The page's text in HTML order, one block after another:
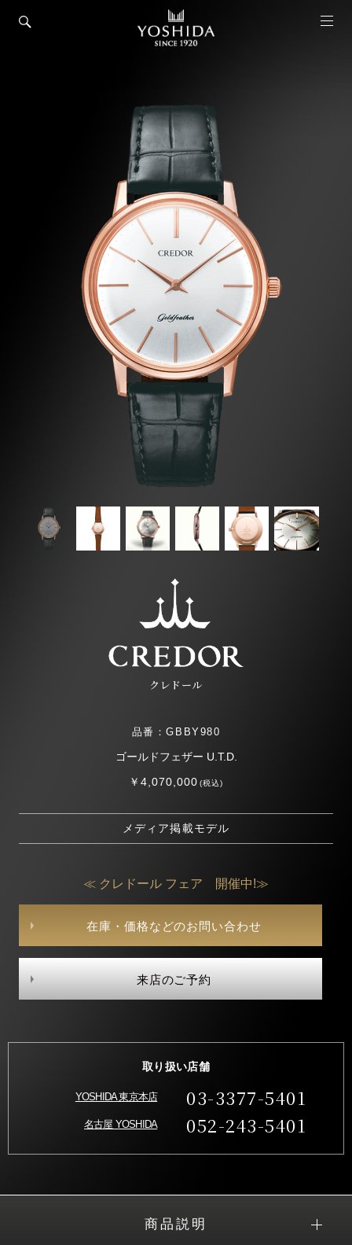
クレドール
品番：GBBY980
ゴールドフェザー U.T.D.
￥4,070,000(税込)
メディア掲載モデル
≪ クレドール フェア 開催中!≫
在庫・価格などのお問い合わせ
来店のご予約
取り扱い店舗
YOSHIDA 東京本店 03-3377-5401
名古屋 YOSHIDA 052-243-5401
商品説明